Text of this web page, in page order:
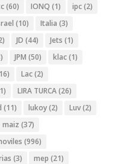
(60) IONQ (1) ipc(2)
(10) Italia (3)
JD (44) Jets (1)
JPM (50) klac(1)
Lac(2)
LIRA TURCA(26)
(11) lukoy(2) Luv(2)
maiz (37)
(996)
(3) mep (21)